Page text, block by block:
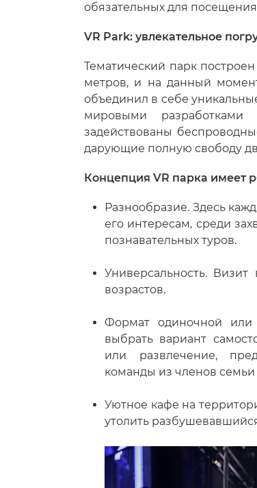
обязательных для
VR Park: увлекательное
Тематический парк
метров, и на данный
объединил в себе
мировыми разработками
задействованы
дарующие полную свободу
Концепция VR парка имеет
Разнообразие. Здесь
его интересам, среди
познавательных туров.
Универсальность.
возрастов.
Формат одиночной или
выбрать вариант
или развлечение,
команды из членов семьи
Уютное кафе на
утолить